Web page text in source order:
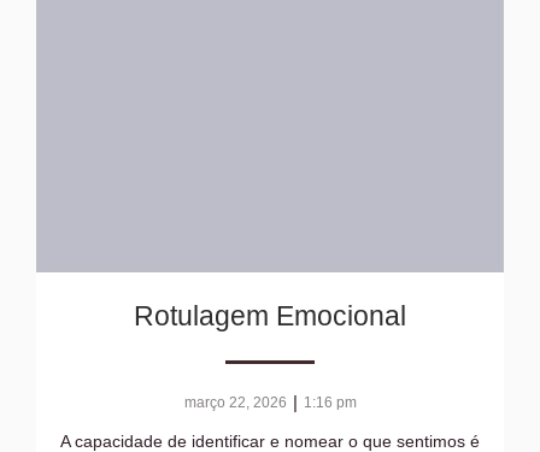
Rotulagem Emocional
março 22, 2026 | 1:16 pm
A capacidade de identificar e nomear o que sentimos é